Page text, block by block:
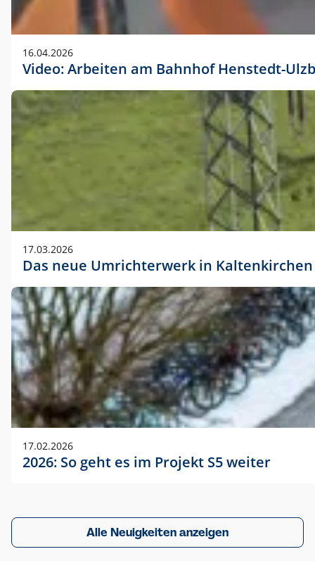
16.04.2026
Video: Arbeiten am Bahnhof Henstedt-
17.03.2026
Das neue Umrichterwerk in Kaltenkirchen
17.02.2026
2026: So geht es im Projekt S5 weiter
Alle Neuigkeiten anzeigen